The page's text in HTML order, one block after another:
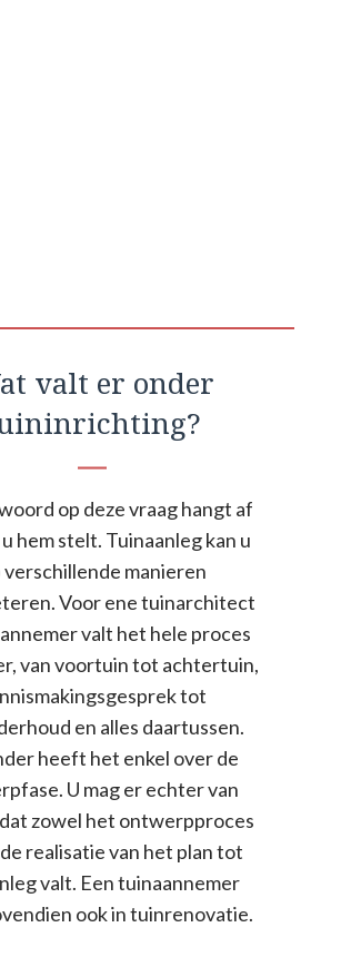
valt er onder
op deze vraag hangt af
hem stelt. Tuinaanleg kan u
verschillende manieren
Voor ene tuinarchitect
valt het hele proces
van voortuin tot achtertuin,
tot
en alles daartussen.
heeft het enkel over de
U mag er echter van
zowel het ontwerpproces
realisatie van het plan tot
valt. Een tuinaannemer
ook in tuinrenovatie.